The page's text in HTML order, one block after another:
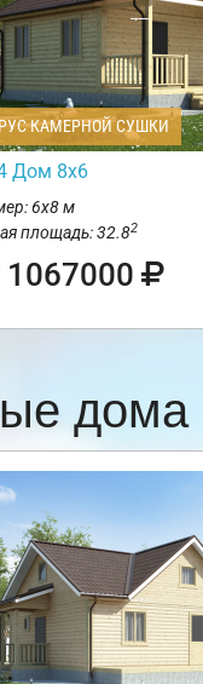
КАМЕРНОЙ СУШКИ
Дом 8х6
6х8 м
площадь: 32.82
1067000
дома